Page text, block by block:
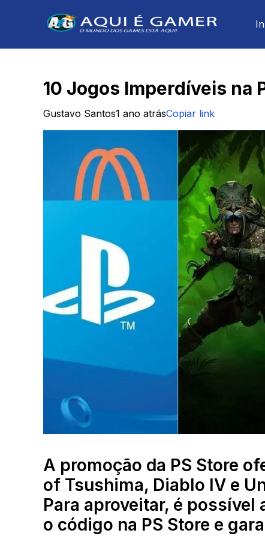
10 Jogos Imperdíveis na
Gustavo Santos1 ano atrásCopiar link
A promoção da PS Store
of Tsushima, Diablo IV e
Para aproveitar, é
o código na PS Store e